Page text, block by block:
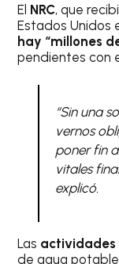
El NRC, que
Estados Unidos
hay “millones
pendientes con
“Sin una
vernos
poner fin
vitales
explicó.
Las
de agua